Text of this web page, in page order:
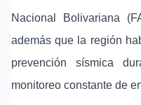
Nacional Bolivariana
además que la región
prevención sísmica
monitoreo constante de